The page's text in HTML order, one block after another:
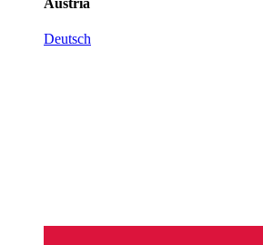
Austria
Deutsch